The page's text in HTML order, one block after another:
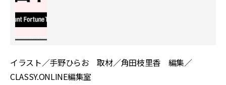
イラスト／手野ひらお 取材／角田枝里香 編集／
CLASSY.ONLINE編集室